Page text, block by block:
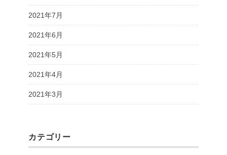
2021年7月
2021年6月
2021年5月
2021年4月
2021年3月
カテゴリー